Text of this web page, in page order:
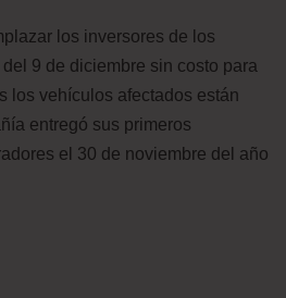
los inversores de los
9 de diciembre sin costo para
los vehículos afectados están
entregó sus primeros
el 30 de noviembre del año